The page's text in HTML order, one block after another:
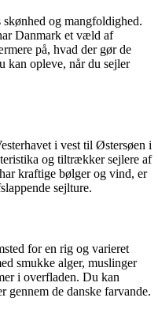
og mangfoldighed.
Danmark et væld af
på, hvad der gør de
kan opleve, når du sejler
i vest til Østersøen i
og tiltrækker sejlere af
kraftige bølger og vind, er
sejlture.
for en rig og varieret
smukke alger, muslinger
i overfladen. Du kan
gennem de danske farvande.